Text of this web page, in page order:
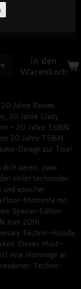
In den
Warenkorb
Jahre Remmi
20 Jahre Crazy
- 20 Jahre TSBiN
20 Jahre TSBiN
Design zur Tour!
dich bereit, zwei
voller technoider
und epischer
Momente mit
Special-Edition
zum 20th
Techno-Hoodie
Dieses Must-
eine Hommage an
Techno-